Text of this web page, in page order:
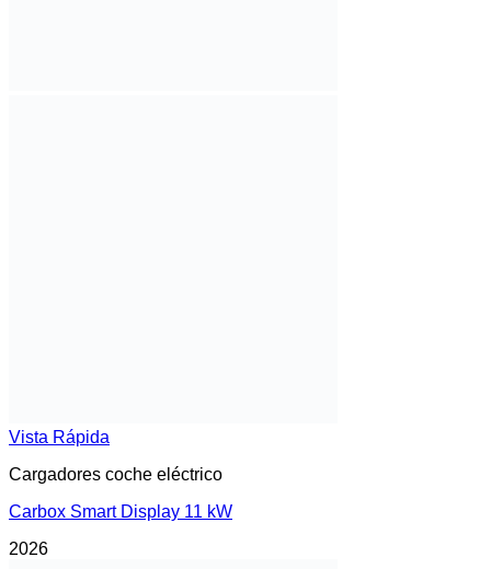
Vista Rápida
Cargadores coche eléctrico
Carbox Smart Display 11 kW
2026